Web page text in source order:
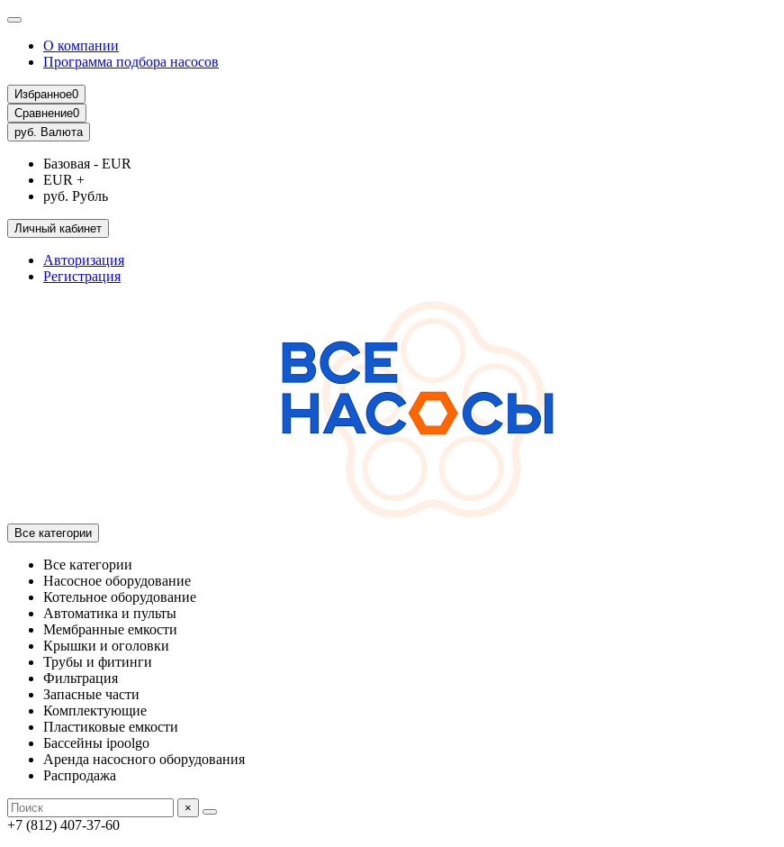
О компании
Программа подбора насосов
Избранное0
Сравнение0
руб. Валюта
Базовая - EUR
EUR +
руб. Рубль
Личный кабинет
Авторизация
Регистрация
Все категории
Все категории
Насосное оборудование
Котельное оборудование
Автоматика и пульты
Мембранные емкости
Крышки и оголовки
Трубы и фитинги
Фильтрация
Запасные части
Комплектующие
Пластиковые емкости
Бассейны ipoolgo
Аренда насосного оборудования
Распродажа
×
+7 (812) 407-37-60